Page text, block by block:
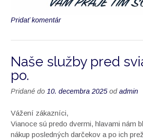
Pridať komentár
Naše služby pred
po.
Pridané do 10. decembra 2025 odadmin
Vážení zákazníci,
Vianoce sú predo dvermi, hlavami nám
nákup posledných darčekov a po ich